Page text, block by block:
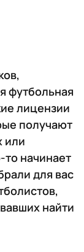
футбольная
лицензии
получают
или
начинает
для вас
найти